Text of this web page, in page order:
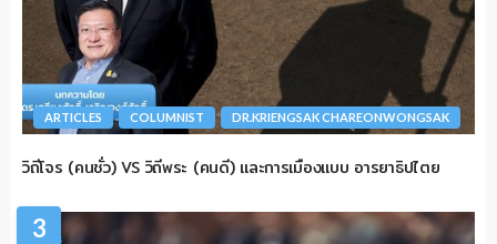
ARTICLES COLUMNIST DR.KRIENGSAK CHAREONWONGSAK
วิถีโจร (คนชั่ว) VS วิถีพระ (คนดี) และการเมืองแบบ อารยาธิปไตย
3